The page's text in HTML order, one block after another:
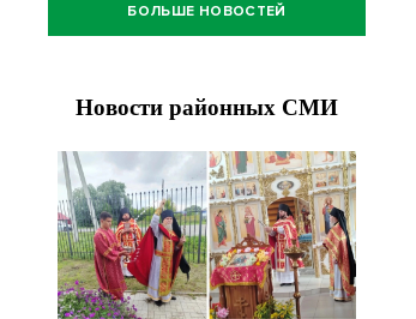
БОЛЬШЕ НОВОСТЕЙ